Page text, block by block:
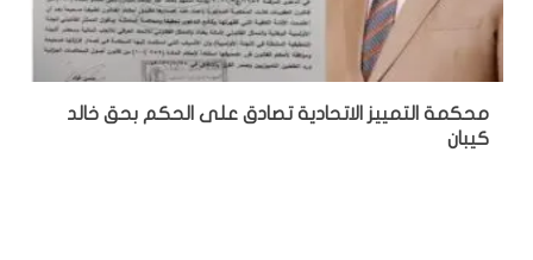
محكمة التمييز الاتحادية تصادق على الحكم بحق خالد
كيبان